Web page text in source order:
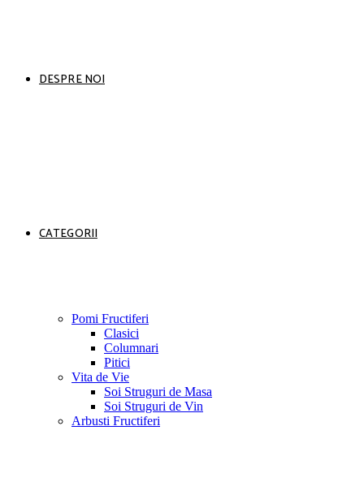
DESPRE NOI
CATEGORII
Pomi Fructiferi
Clasici
Columnari
Pitici
Vita de Vie
Soi Struguri de Masa
Soi Struguri de Vin
Arbusti Fructiferi